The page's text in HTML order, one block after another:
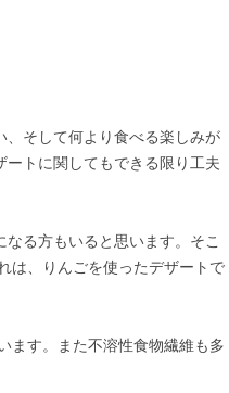
、そして何より食べる楽しみが
トに関してもできる限り工夫
る方もいると思います。そこ
は、りんごを使ったデザートで
ます。また不溶性食物繊維も多